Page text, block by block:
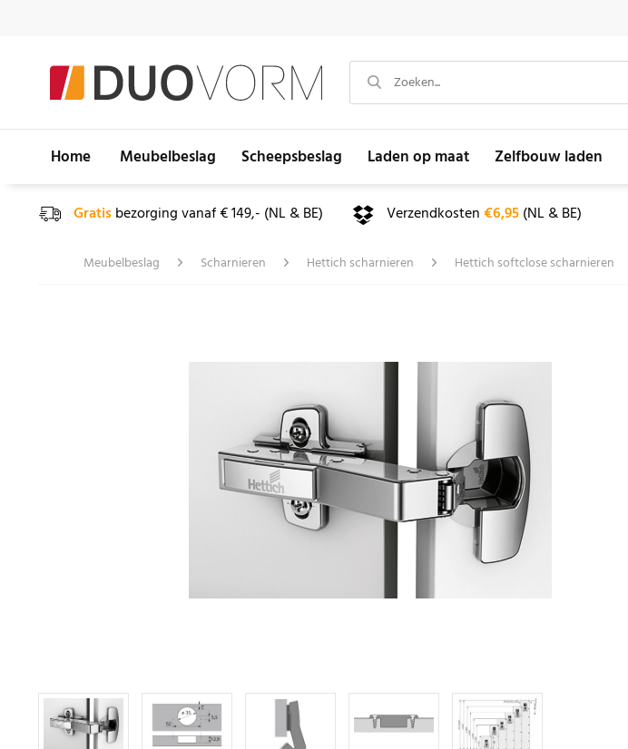
Home Meubelbeslag Scheepsbeslag Laden op maat Zelfbouw laden
Gratisbezorging vanaf € 149,- (NL & BE) Verzendkosten€6,95(NL & BE)
Meubelbeslag Scharnieren Hettich scharnieren Hettich softclose scharnieren